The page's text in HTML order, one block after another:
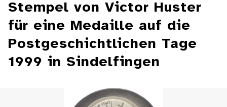
Stempel von Victor Huster
für eine Medaille auf die
Postgeschichtlichen Tage
1999 in Sindelfingen